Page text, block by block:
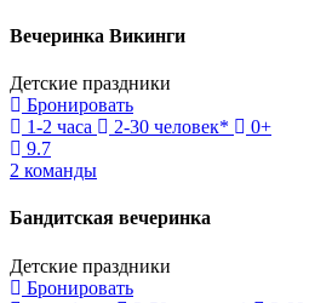
Вечеринка Викинги
Детские праздники
Бронировать
1-2 часа
2-30 человек*
0+
9.7
2 команды
Бандитская вечеринка
Детские праздники
Бронировать